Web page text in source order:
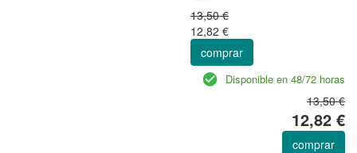
13,50 €
12,82 €
comprar
Disponible en 48/72 horas
13,50 €
12,82 €
comprar